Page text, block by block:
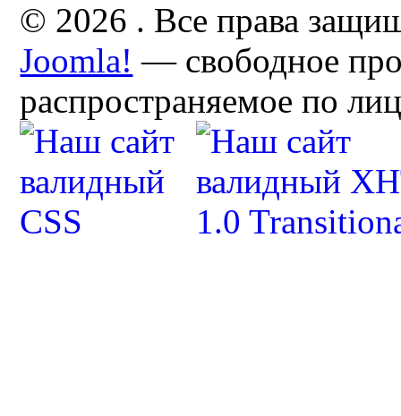
© 2026 . Все права
Joomla! — свободное
распространяемое по